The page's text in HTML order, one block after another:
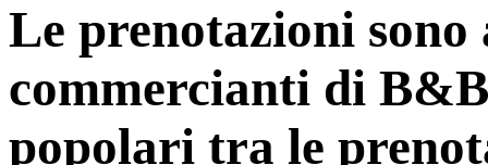
Le prenotazioni
commercianti di
popolari tra le